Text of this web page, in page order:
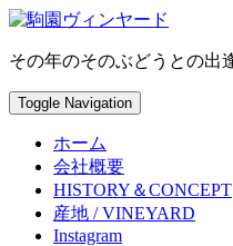
Skip
content
その年のそのぶどうとの出
Toggle Navigation
ホーム
会社概要
HISTORY＆CONCEPT
産地 / VINEYARD
Instagram